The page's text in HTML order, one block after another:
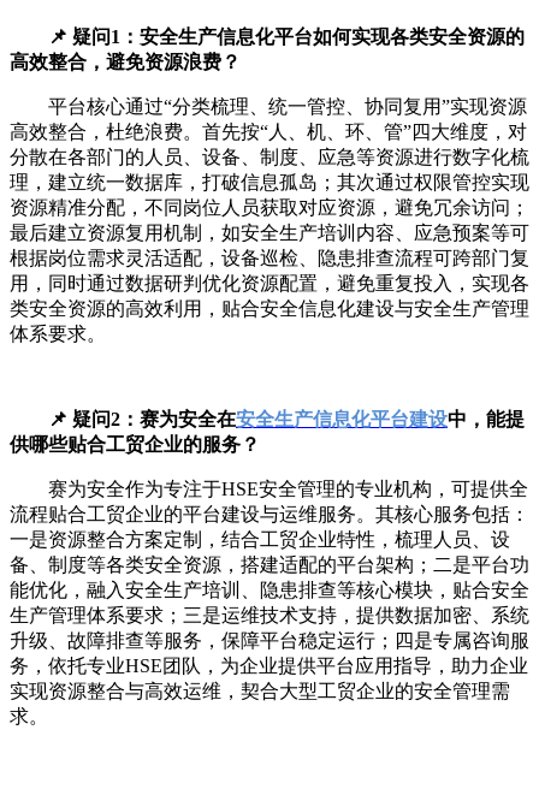
📌 疑问1：安全生产信息化平台如何实现各类安全资源的
高效整合，避免资源浪费？
平台核心通过“分类梳理、统一管控、协同复用”实现资源
高效整合，杜绝浪费。首先按“人、机、环、管”四大维度，对
分散在各部门的人员、设备、制度、应急等资源进行数字化梳
理，建立统一数据库，打破信息孤岛；其次通过权限管控实现
资源精准分配，不同岗位人员获取对应资源，避免冗余访问；
最后建立资源复用机制，如安全生产培训内容、应急预案等可
根据岗位需求灵活适配，设备巡检、隐患排查流程可跨部门复
用，同时通过数据研判优化资源配置，避免重复投入，实现各
类安全资源的高效利用，贴合安全信息化建设与安全生产管理
体系要求。
📌 疑问2：赛为安全在安全生产信息化平台建设中，能提
供哪些贴合工贸企业的服务？
赛为安全作为专注于HSE安全管理的专业机构，可提供全
流程贴合工贸企业的平台建设与运维服务。其核心服务包括：
一是资源整合方案定制，结合工贸企业特性，梳理人员、设
备、制度等各类安全资源，搭建适配的平台架构；二是平台功
能优化，融入安全生产培训、隐患排查等核心模块，贴合安全
生产管理体系要求；三是运维技术支持，提供数据加密、系统
升级、故障排查等服务，保障平台稳定运行；四是专属咨询服
务，依托专业HSE团队，为企业提供平台应用指导，助力企业
实现资源整合与高效运维，契合大型工贸企业的安全管理需
求。